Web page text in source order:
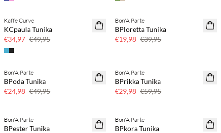
SAVE20
30 % Rabatt
Kaffe Curve
KCpaula Tunika
€34,97 €49,95
SAVE20
Bon'A Parte
BPloretta Tunika
€19,98 €39,95
SAVE20
Bon'A Parte
BPoda Tunika
€24,98 €49,95
SAVE20
Bon'A Parte
BPrikka Tunika
€29,98 €59,95
SAVE20
Bon'A Parte
BPester Tunika
NEUHEITEN
Bon'A Parte
BPkora Tunika